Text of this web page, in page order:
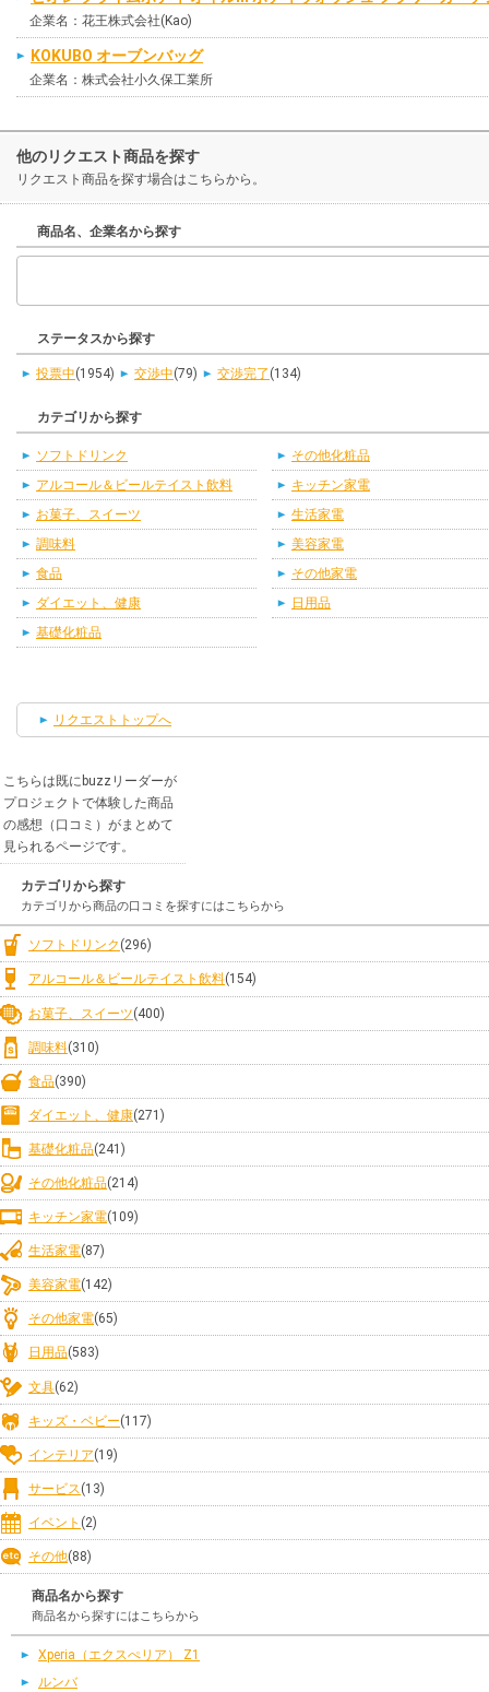
企業名：花王株式会社(Kao)
KOKUBO オーブンバッグ
企業名：株式会社小久保工業所
他のリクエスト商品を探す
リクエスト商品を探す場合はこちらから。
商品名、企業名から探す
ステータスから探す
投票中(1954) 交渉中(79) 交渉完了 (134)
カテゴリから探す
ソフトドリンク
アルコール＆ビールテイスト飲料
お菓子、スイーツ
調味料
食品
ダイエット、健康
基礎化粧品
その他化粧品
キッチン家電
生活家電
美容家電
その他家電
日用品
リクエストトップへ
こちらは既にbuzzリーダーが
プロジェクトで体験した商品
の感想（口コミ）がまとめて
見られるページです。
カテゴリから探す
カテゴリから商品の口コミを探すにはこちらから
ソフトドリンク (296)
アルコール＆ビールテイスト飲料(154)
お菓子、スイーツ(400)
調味料(310)
食品(390)
ダイエット、健康(271)
基礎化粧品(241)
その他化粧品(214)
キッチン家電(109)
生活家電(87)
美容家電(142)
その他家電(65)
日用品(583)
文具(62)
キッズ・ベビー(117)
インテリア(19)
サービス(13)
イベント (2)
その他(88)
商品名から探す
商品名から探すにはこちらから
Xperia（エクスぺリア） Z1
ルンバ